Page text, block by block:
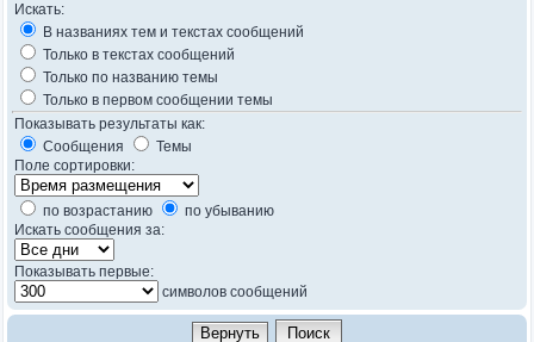
Искать:
В названиях тем и текстах сообщений
Только в текстах сообщений
Только по названию темы
Только в первом сообщении темы
Показывать результаты как:
Сообщения
Темы
Поле сортировки:
по возрастанию
по убыванию
Искать сообщения за:
Показывать первые:
символов сообщений